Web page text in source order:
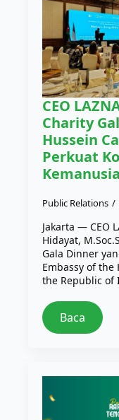
CEO
Charity
Hussein
Perkuat
Public Relations
Jakarta — CEO
Hidayat,
Gala Dinner
Embassy of
the Republic of
Baca